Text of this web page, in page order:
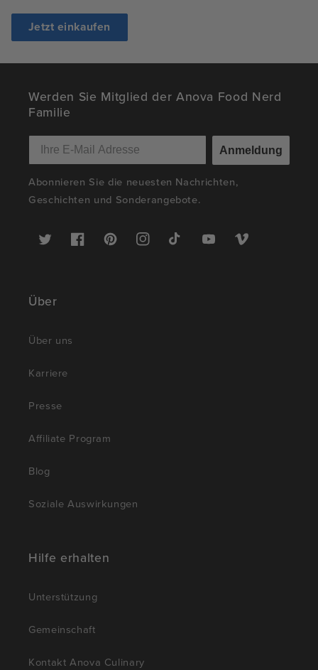
Jetzt einkaufen
Werden Sie Mitglied der Anova Food Nerd
Familie
Anmeldung
Abonnieren Sie die neuesten Nachrichten,
Geschichten und Sonderangebote.
Twitter FacebookPinterestInstagramTikTok YouTubeVimeo
Über
Über uns
Karriere
Presse
Affiliate Program
Blog
Soziale Auswirkungen
Hilfe erhalten
Unterstützung
Gemeinschaft
Kontakt Anova Culinary